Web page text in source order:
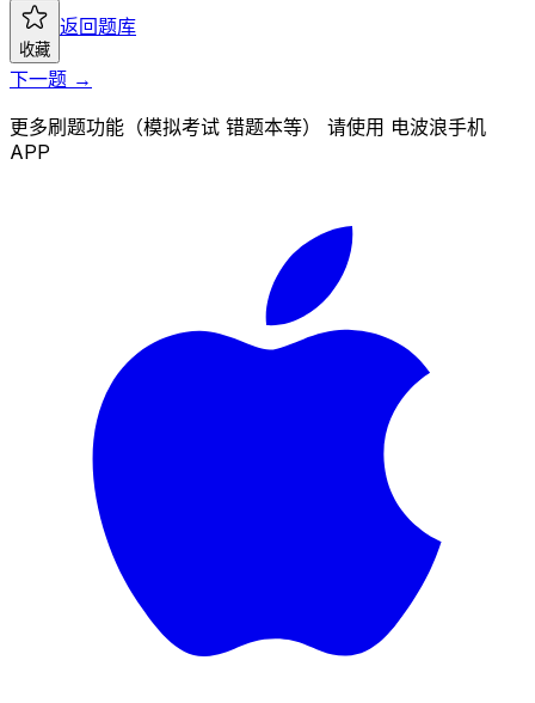
收藏
返回题库
下一题 →
更多刷题功能（模拟考试 错题本等） 请使用 电波浪手机
APP